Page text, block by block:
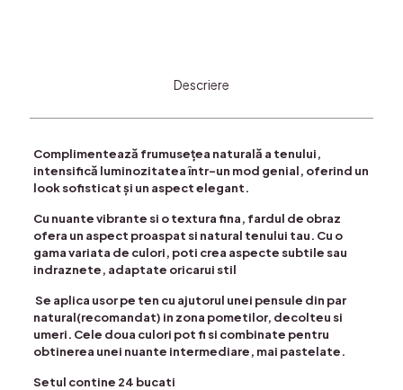
Descriere
Complimentează frumusețea naturală a tenului,
intensifică luminozitatea într-un mod genial, oferind un
look sofisticat și un aspect elegant.
Cu nuante vibrante si o textura fina, fardul de obraz
ofera un aspect proaspat si natural tenului tau. Cu o
gama variata de culori, poti crea aspecte subtile sau
indraznete, adaptate oricarui stil
Se aplica usor pe ten cu ajutorul unei pensule din par
natural(recomandat) in zona pometilor, decolteu si
umeri. Cele doua culori pot fi si combinate pentru
obtinerea unei nuante intermediare, mai pastelate.
Setul contine 24 bucati